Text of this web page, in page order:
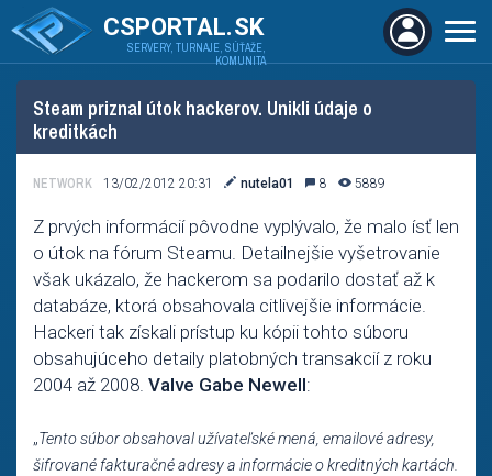
CSPORTAL.SK
SERVERY, TURNAJE, SÚŤAŽE,
KOMUNITA
Steam priznal útok hackerov. Unikli údaje o
kreditkách
NETWORK 13/02/2012 20:31 nutela01 8 5889
Z prvých informácií pôvodne vyplývalo, že malo ísť len
o útok na fórum Steamu. Detailnejšie vyšetrovanie
však ukázalo, že hackerom sa podarilo dostať až k
databáze, ktorá obsahovala citlivejšie informácie.
Hackeri tak získali prístup ku kópii tohto súboru
obsahujúceho detaily platobných transakcií z roku
2004 až 2008. Valve Gabe Newell:
„Tento súbor obsahoval užívateľské mená, emailové adresy,
šifrované fakturačné adresy a informácie o kreditných kartách.